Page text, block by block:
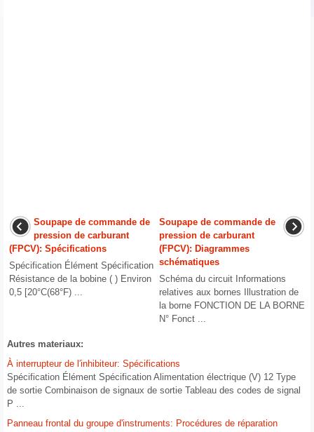
Soupape de commande de
pression de carburant
(FPCV): Spécifications
Spécification Élément Spécification
Résistance de la bobine ( ) Environ
0,5 [20°C(68°F) ...
Soupape de commande de
pression de carburant
(FPCV): Diagrammes
schématiques
Schéma du circuit Informations
relatives aux bornes Illustration de
la borne FONCTION DE LA BORNE
N° Fonct ...
Autres materiaux:
À interrupteur de l′inhibiteur: Spécifications
Spécification Élément Spécification Alimentation électrique (V) 12 Type
de sortie Combinaison de signaux de sortie Tableau des codes de signal
P ...
Panneau frontal du groupe d'instruments: Procédures de réparation